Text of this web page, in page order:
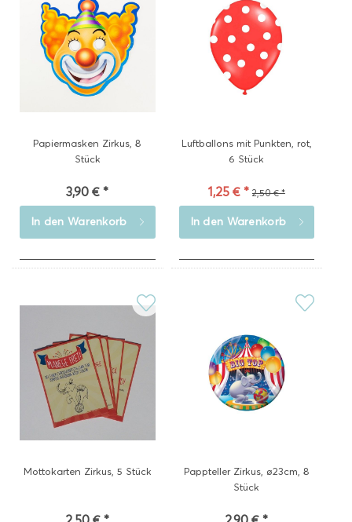
Papiermasken Zirkus, 8
Stück
3,90 € *
In den Warenkorb
Luftballons mit Punkten, rot,
6 Stück
1,25 € * 2,50 € *
In den Warenkorb
Mottokarten Zirkus, 5 Stück
Pappteller Zirkus, ø23cm, 8
Stück